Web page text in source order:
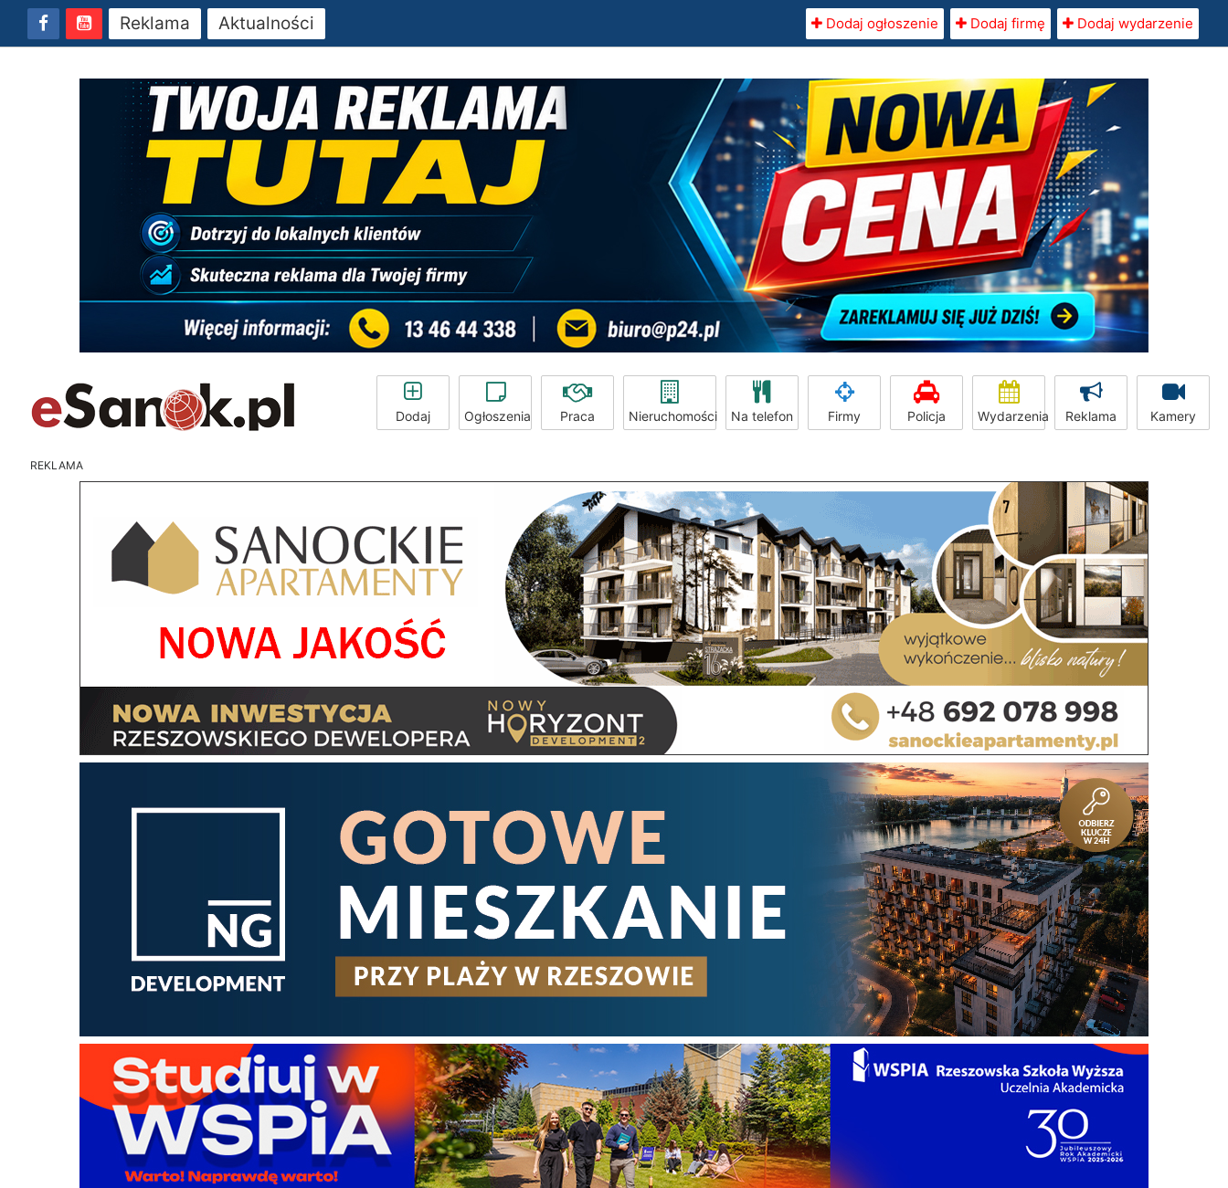
Reklama Aktualności Dodaj ogłoszenie Dodaj firmę Dodaj wydarzenie
Dodaj Ogłoszenia Praca Nieruchomości Na telefon Firmy Policja Wydarzenia Reklama Kamery
REKLAMA